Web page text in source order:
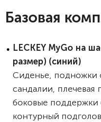
Базовая
LECKEY MyGo на
размер) (синий)
Сиденье, подножки
сандалии,
боковые поддержки
контурный